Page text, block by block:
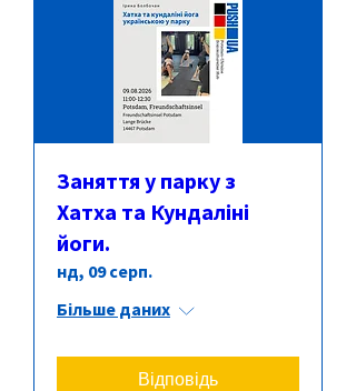
Заняття у парку з
Хатха та Кундаліні
йоги.
нд, 09 серп.
Більше даних
Відповідь